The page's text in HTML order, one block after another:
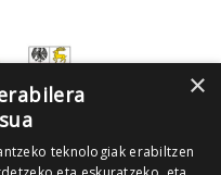
×
teknologiak erabiltzen